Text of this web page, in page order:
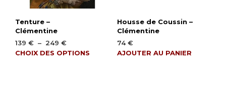
Tenture –
Clémentine
139 € – 249 €Plage
de
CHOIX DES OPTIONS
Housse de Coussin –
Clémentine
74€
AJOUTER AU PANIER